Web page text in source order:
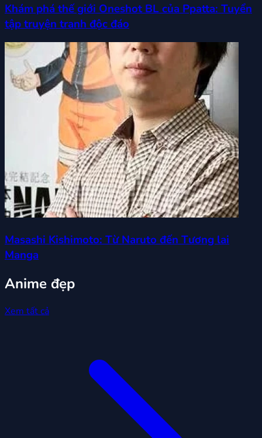
Khám phá thế giới Oneshot BL của Ppatta: Tuyển
tập truyện tranh độc đáo
Masashi Kishimoto: Từ Naruto đến Tương lai
Manga
Anime đẹp
Xem tất cả